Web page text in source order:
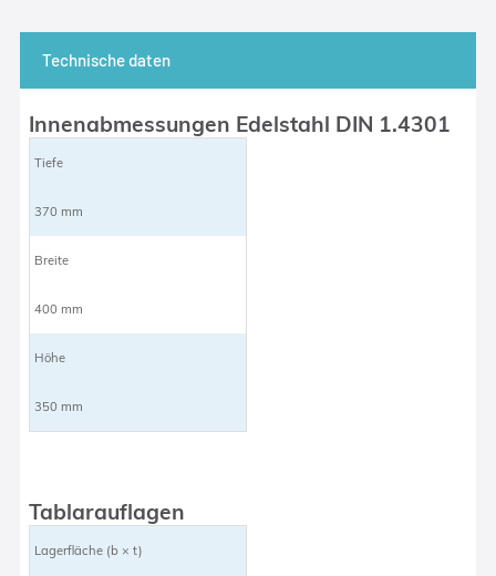
Technische daten
Innenabmessungen Edelstahl DIN 1.4301
Tiefe
370 mm
Breite
400 mm
Höhe
350 mm
Tablarauflagen
Lagerfläche (b × t)